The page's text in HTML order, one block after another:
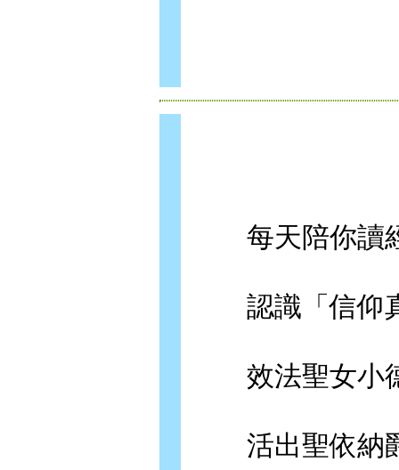
每天陪你讀
認識「信仰真
效法聖女小德
活出聖依納